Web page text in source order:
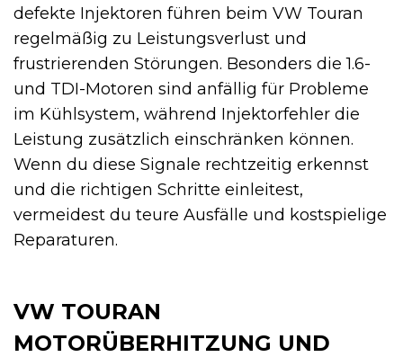
defekte Injektoren führen beim VW Touran
regelmäßig zu Leistungsverlust und
frustrierenden Störungen. Besonders die 1.6-
und TDI-Motoren sind anfällig für Probleme
im Kühlsystem, während Injektorfehler die
Leistung zusätzlich einschränken können.
Wenn du diese Signale rechtzeitig erkennst
und die richtigen Schritte einleitest,
vermeidest du teure Ausfälle und kostspielige
Reparaturen.
VW TOURAN
MOTORÜBERHITZUNG UND